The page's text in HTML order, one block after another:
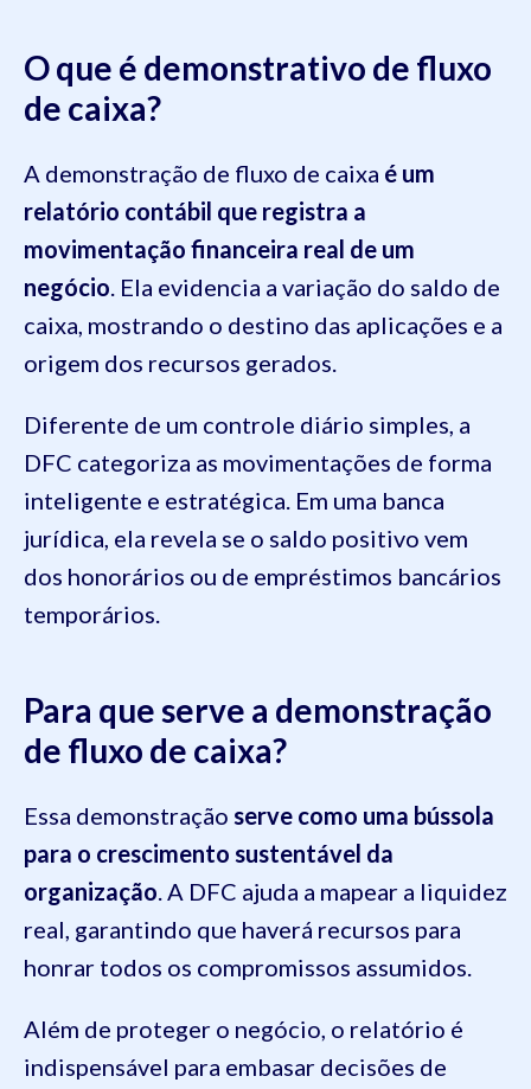
O que é demonstrativo de fluxo
de caixa?
A demonstração de fluxo de caixa é um
relatório contábil que registra a
movimentação financeira real de um
negócio. Ela evidencia a variação do saldo de
caixa, mostrando o destino das aplicações e a
origem dos recursos gerados.
Diferente de um controle diário simples, a
DFC categoriza as movimentações de forma
inteligente e estratégica. Em uma banca
jurídica, ela revela se o saldo positivo vem
dos honorários ou de empréstimos bancários
temporários.
Para que serve a demonstração
de fluxo de caixa?
Essa demonstração serve como uma bússola
para o crescimento sustentável da
organização. A DFC ajuda a mapear a liquidez
real, garantindo que haverá recursos para
honrar todos os compromissos assumidos.
Além de proteger o negócio, o relatório é
indispensável para embasar decisões de